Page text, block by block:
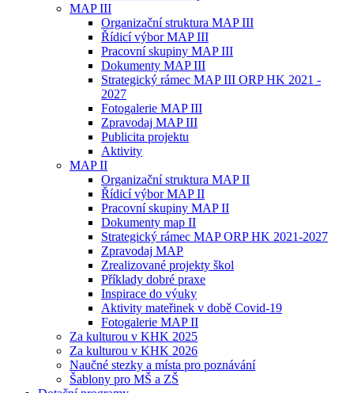
MAP III
Organizační struktura MAP III
Řídicí výbor MAP III
Pracovní skupiny MAP III
Dokumenty MAP III
Strategický rámec MAP III ORP HK 2021 -
2027
Fotogalerie MAP III
Zpravodaj MAP III
Publicita projektu
Aktivity
MAP II
Organizační struktura MAP II
Řídicí výbor MAP II
Pracovní skupiny MAP II
Dokumenty map II
Strategický rámec MAP ORP HK 2021-2027
Zpravodaj MAP
Zrealizované projekty škol
Příklady dobré praxe
Inspirace do výuky
Aktivity mateřinek v době Covid-19
Fotogalerie MAP II
Za kulturou v KHK 2025
Za kulturou v KHK 2026
Naučné stezky a místa pro poznávání
Šablony pro MŠ a ZŠ